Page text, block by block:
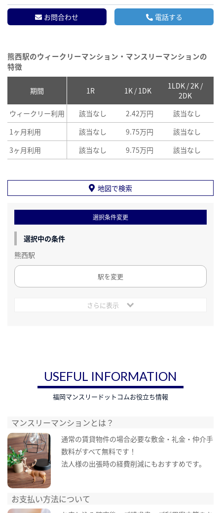
お問合わせ 電話する
熊西駅のウィークリーマンション・マンスリーマンションの
特徴
期間 1R 1K / 1DK
1LDK / 2K /
2DK
ウィークリー利用 該当なし 2.42万円 該当なし
1ヶ月利用
該当なし 9.75万円 該当なし
3ヶ月利用
該当なし 9.75万円 該当なし
地図で検索
選択条件変更
選択中の条件
熊西駅
駅を変更
さらに表示
USEFUL INFORMATION
福岡マンスリードットコムお役立ち情報
マンスリーマンションとは？
通常の賃貸物件の場合必要な敷金・礼金・仲介手
数料がすべて無料です！
法人様の出張時の経費削減にもおすすめです。
お支払い方法について